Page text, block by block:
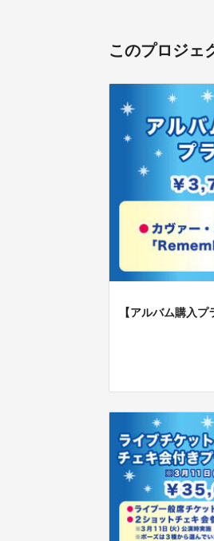
このプロジェ
【アルバム購入プ